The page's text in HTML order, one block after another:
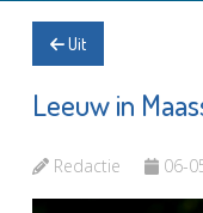
Uit
Leeuw in
Redactie 06-